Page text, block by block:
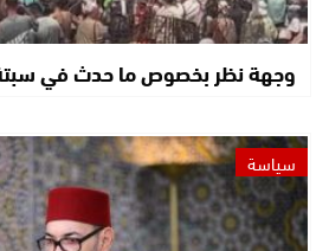
وجهة نظر بخصوص ما حدث في
سياسة